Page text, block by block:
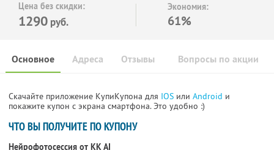
Цена без скидки:
1290 руб.
Экономия:
61%
Основное Отзывы Вопросы по акции
Адреса
Скачайте приложение КупиКупона для IOS или Android и
покажите купон с экрана смартфона. Это удобно :)
ЧТО ВЫ ПОЛУЧИТЕ ПО КУПОНУ
Нейрофотосессия от KK AI